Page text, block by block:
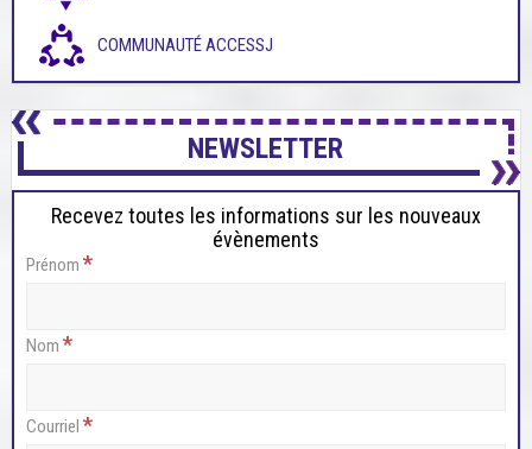
COMMUNAUTÉ ACCESSJ
NEWSLETTER
Recevez toutes les informations sur les nouveaux
évènements
Prénom *
Nom *
Courriel *